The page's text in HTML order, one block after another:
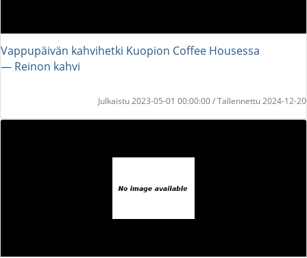
Vappupäivän kahvihetki Kuopion Coffee Housessa
― Reinon kahvi
Julkaistu 2023-05-01 00:00:00 / Tallennettu 2024-12-20